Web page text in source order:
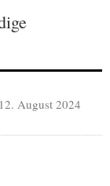
August 2024